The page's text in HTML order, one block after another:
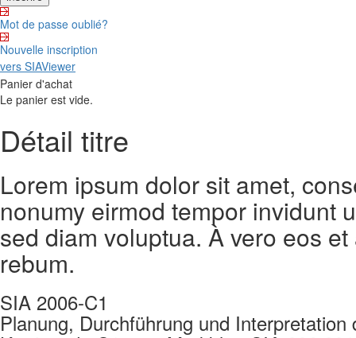
Mot de passe oublié?
Nouvelle inscription
vers SIAViewer
Panier d'achat
Le panier est vide.
Détail titre
Lorem ipsum dolor sit amet,
nonumy eirmod tempor invidunt
sed diam voluptua. À vero eos
rebum.
SIA 2006-C1
Planung, Durchführung und